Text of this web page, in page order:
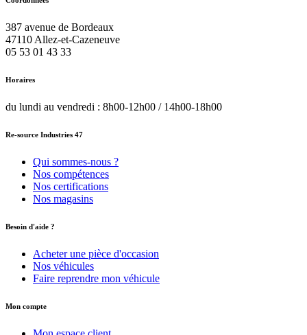
387 avenue de Bordeaux
47110 Allez-et-Cazeneuve
05 53 01 43 33
Horaires
du lundi au vendredi : 8h00-12h00 / 14h00-18h00
Re-source Industries 47
Qui sommes-nous ?
Nos compétences
Nos certifications
Nos magasins
Besoin d'aide ?
Acheter une pièce d'occasion
Nos véhicules
Faire reprendre mon véhicule
Mon compte